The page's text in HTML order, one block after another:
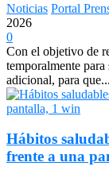
Noticias Portal
2026
0
Con el objetivo de
temporalmente
adicional, para que...
Hábitos
frente a una